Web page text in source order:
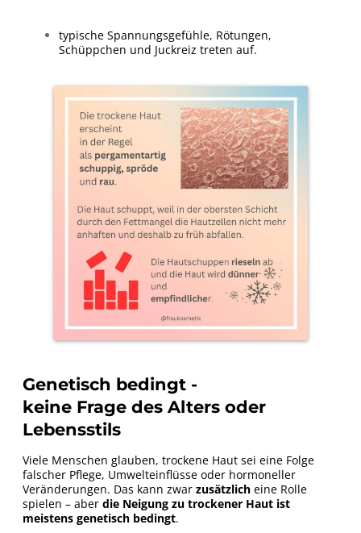
typische Spannungsgefühle, Rötungen,
Schüppchen und Juckreiz treten auf.
Genetisch bedingt -
keine Frage des Alters oder
Lebensstils
Viele Menschen glauben, trockene Haut sei eine Folge
falscher Pflege, Umwelteinflüsse oder hormoneller
Veränderungen. Das kann zwar zusätzlich eine Rolle
spielen – aber die Neigung zu trockener Haut ist
meistens genetisch bedingt.